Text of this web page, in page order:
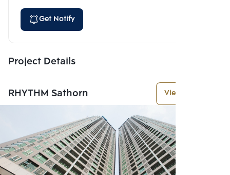
Get Notify
Project Details
RHYTHM Sathorn View More